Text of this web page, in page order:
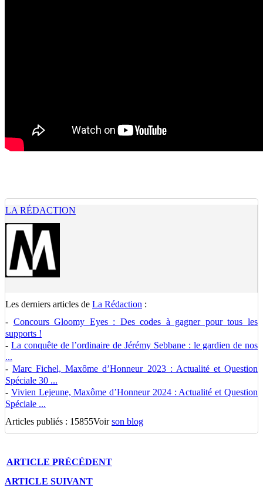
LA RÉDACTION
Les derniers articles de La Rédaction :
- Concours Gloomy Eyes : Des codes à gagner pour tous les
supports !
- La conquête de l’ordinaire de Jérémy Sebbane : le gardien de nos
...
-Marc Fichel, Maxôme d’Honneur 2023 : Actualité et Question
Spéciale 30 ...
- Vivien Lejeune, Maxôme d’Honneur 2024 : Actualité et Question
Spéciale ...
Articles publiés : 15855Voirson blog
ARTICLE PRÉCÉDENT
ARTICLE SUIVANT